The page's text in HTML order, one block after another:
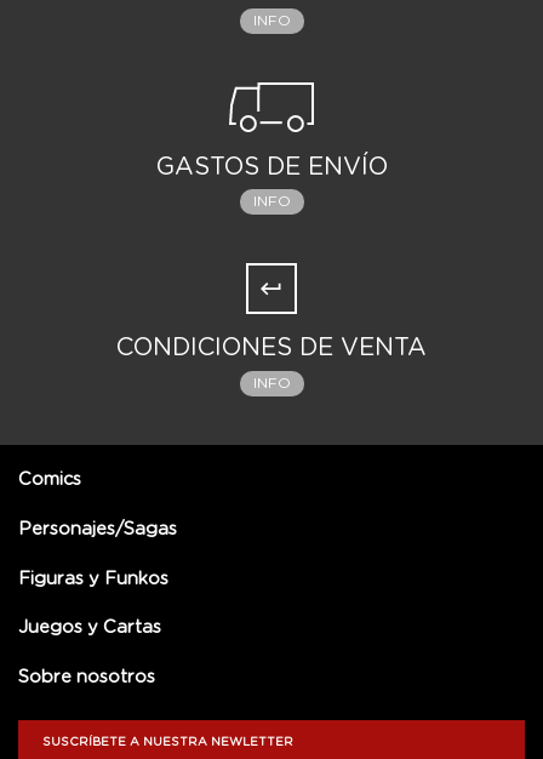
INFO
GASTOS DE ENVÍO
INFO
CONDICIONES DE VENTA
INFO
Comics
Personajes/Sagas
Figuras y Funkos
Juegos y Cartas
Sobre nosotros
SUSCRÍBETE A NUESTRA NEWLETTER